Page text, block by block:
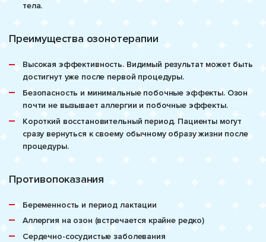
тела.
Преимущества озонотерапии
Высокая эффективность. Видимый результат может быть
достигнут уже после первой процедуры.
Безопасность и минимальные побочные эффекты. Озон
почти не вызывает аллергии и побочные эффекты.
Короткий восстановительный период. Пациенты могут
сразу вернуться к своему обычному образу жизни после
процедуры.
Противопоказания
Беременность и период лактации
Аллергия на озон (встречается крайне редко)
Сердечно-сосудистые заболевания